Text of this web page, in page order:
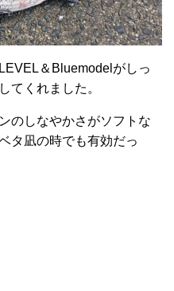
＆Bluemodelがしっ
てくれました。
のしなやかさがソフトな
タ凪の時でも有効だっ